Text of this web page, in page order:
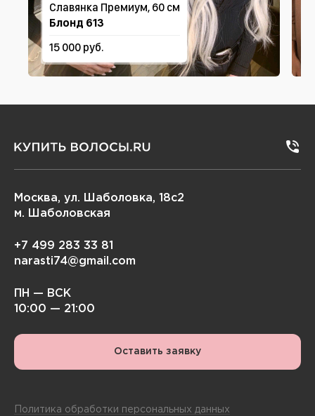
Славянка Премиум, 60 см
Блонд 613
15 000 руб.
Москва, ул. Шаболовка, 18с2
м. Шаболовская
+7 499 283 33 81
narasti74@gmail.com
ПН — ВСК
10:00 — 21:00
Оставить заявку
Политика обработки персональных данных